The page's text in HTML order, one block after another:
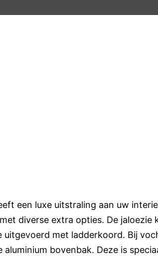
een luxe uitstraling aan uw
diverse extra opties. De
met ladderkoord. Bij
aluminium bovenbak. Deze is